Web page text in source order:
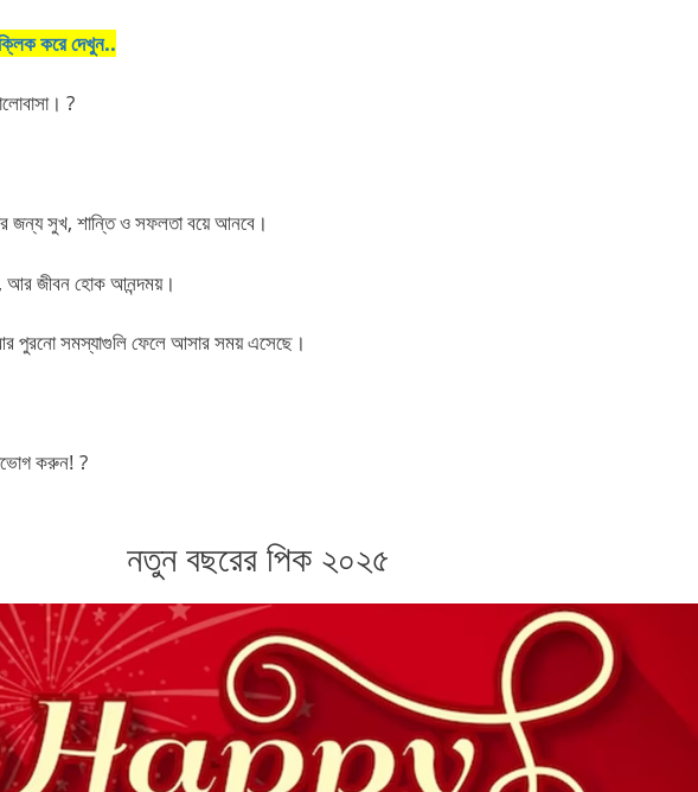
করে দেখুন..
?
সুখ, শান্তি ও সফলতা বয়ে আনবে।
জীবন হোক আনন্দময়।
পুরনো সমস্যাগুলি ফেলে আসার সময় এসেছে।
করুন! ?
নতুন বছরের পিক ২০২৫